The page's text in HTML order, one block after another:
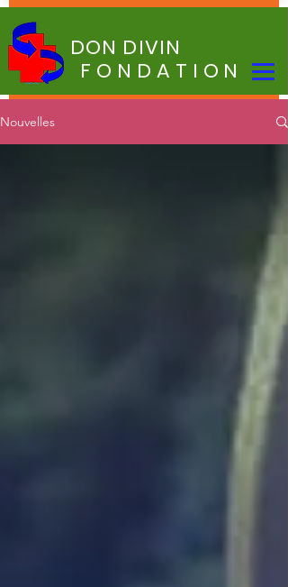
DON DIVIN
FONDATION
Nouvelles